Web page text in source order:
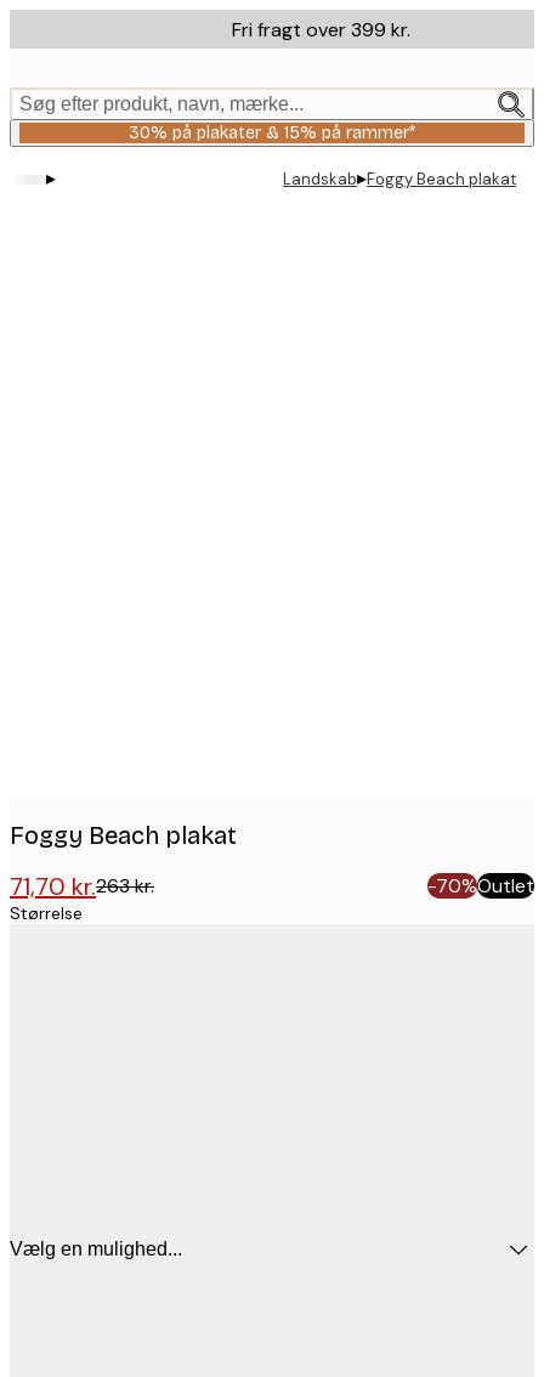
to
content.
Fri fragt over 399 kr.
Søg efter produkt, navn, mærke...
30% på plakater & 15% på rammer*
▸ Landskab▸Foggy Beach plakat
Foggy Beach plakat
71,70 kr.263 kr. -70%Outlet
Størrelse
Vælg en mulighed...